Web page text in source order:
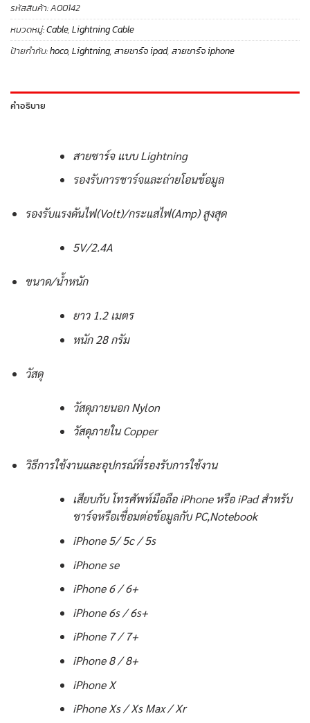
รหัสสินค้า:A00142
หมวดหมู่:Cable, Lightning Cable
ป้ายกำกับ:hoco, Lightning, สายชาร์จ ipad, สายชาร์จ iphone
คำอธิบาย
สายชาร์จ แบบ Lightning
รองรับการชาร์จและถ่ายโอนข้อมูล
รองรับแรงดันไฟ(Volt)/กระแสไฟ(Amp) สูงสุด
5V/2.4A
ขนาด/น้ำหนัก
ยาว 1.2 เมตร
หนัก 28 กรัม
วัสดุ
วัสดุภายนอก Nylon
วัสดุภายใน Copper
วิธีการใช้งานและอุปกรณ์ที่รองรับการใช้งาน
เสียบกับ โทรศัพท์มือถือ iPhone หรือ iPad สำหรับ
ชาร์จหรือเชื่อมต่อข้อมูลกับ PC,Notebook
iPhone 5/ 5c / 5s
iPhone se
iPhone 6 / 6+
iPhone 6s / 6s+
iPhone 7 / 7+
iPhone 8 / 8+
iPhone X
iPhone Xs / Xs Max / Xr